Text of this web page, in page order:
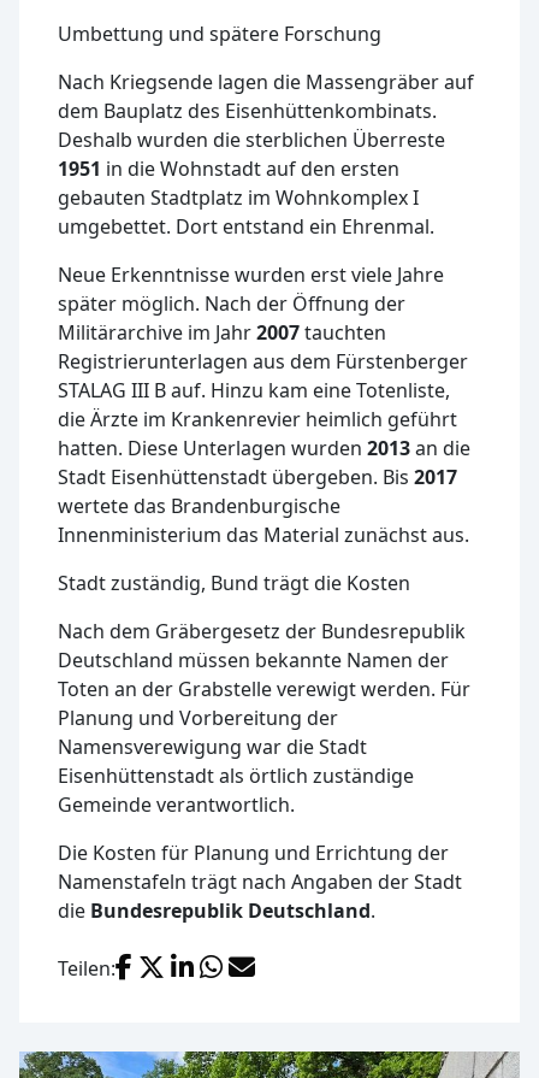
Umbettung und spätere Forschung
Nach Kriegsende lagen die Massengräber auf
dem Bauplatz des Eisenhüttenkombinats.
Deshalb wurden die sterblichen Überreste
1951 in die Wohnstadt auf den ersten
gebauten Stadtplatz im Wohnkomplex I
umgebettet. Dort entstand ein Ehrenmal.
Neue Erkenntnisse wurden erst viele Jahre
später möglich. Nach der Öffnung der
Militärarchive im Jahr2007tauchten
Registrierunterlagen aus dem Fürstenberger
STALAG III B auf. Hinzu kam eine Totenliste,
die Ärzte im Krankenrevier heimlich geführt
hatten. Diese Unterlagen wurden 2013an die
Stadt Eisenhüttenstadt übergeben. Bis 2017
wertete das Brandenburgische
Innenministerium das Material zunächst aus.
Stadt zuständig, Bund trägt die Kosten
Nach dem Gräbergesetz der Bundesrepublik
Deutschland müssen bekannte Namen der
Toten an der Grabstelle verewigt werden. Für
Planung und Vorbereitung der
Namensverewigung war die Stadt
Eisenhüttenstadt als örtlich zuständige
Gemeinde verantwortlich.
Die Kosten für Planung und Errichtung der
Namenstafeln trägt nach Angaben der Stadt
die Bundesrepublik Deutschland.
Teilen: Facebook
X (Twitter)
LinkedIn
WhatsApp